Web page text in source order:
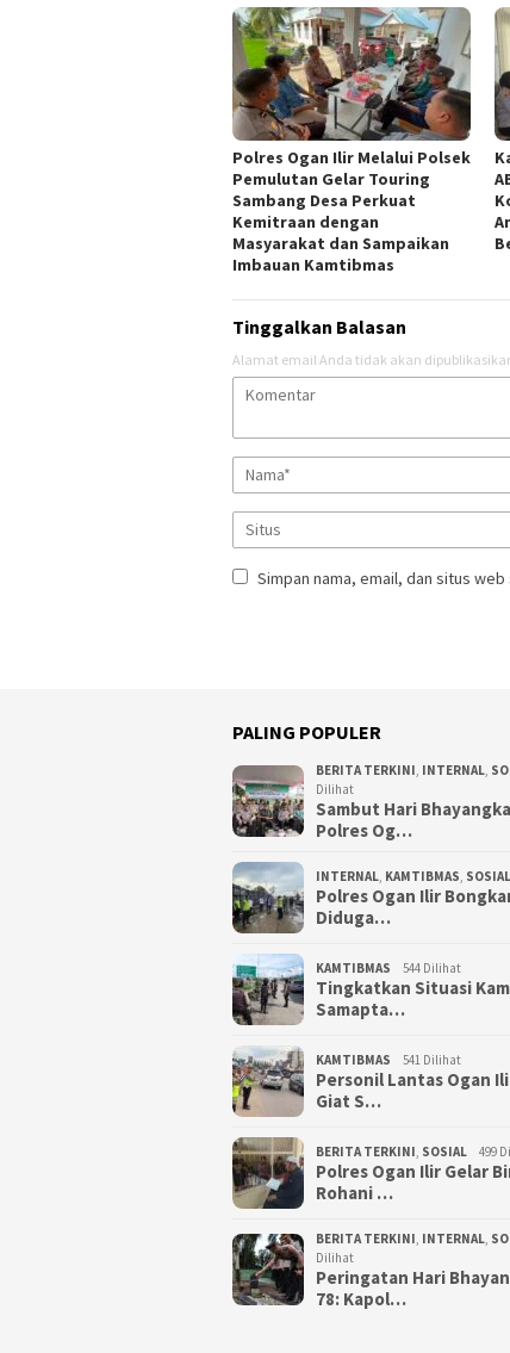
Polres Ogan Ilir Melalui Polsek
Pemulutan Gelar Touring
Sambang Desa Perkuat
Kemitraan dengan
Masyarakat dan Sampaikan
Imbauan Kamtibmas
Tinggalkan Balasan
Alamat email Anda tidak akan
Simpan nama, email, dan situs
PALING POPULER
BERITA TERKINI, INTERNAL,
Dilihat
Sambut Hari
Polres Og…
INTERNAL, KAMTIBMAS, SOSIAL
Polres Ogan Ilir
Diduga…
KAMTIBMAS 544 Dilihat
Tingkatkan Situasi
Samapta…
KAMTIBMAS 541 Dilihat
Personil Lantas Ogan
Giat S…
BERITA TERKINI, SOSIAL 499
Polres Ogan Ilir Gelar
Rohani …
BERITA TERKINI, INTERNAL,
Dilihat
Peringatan Hari
78: Kapol…